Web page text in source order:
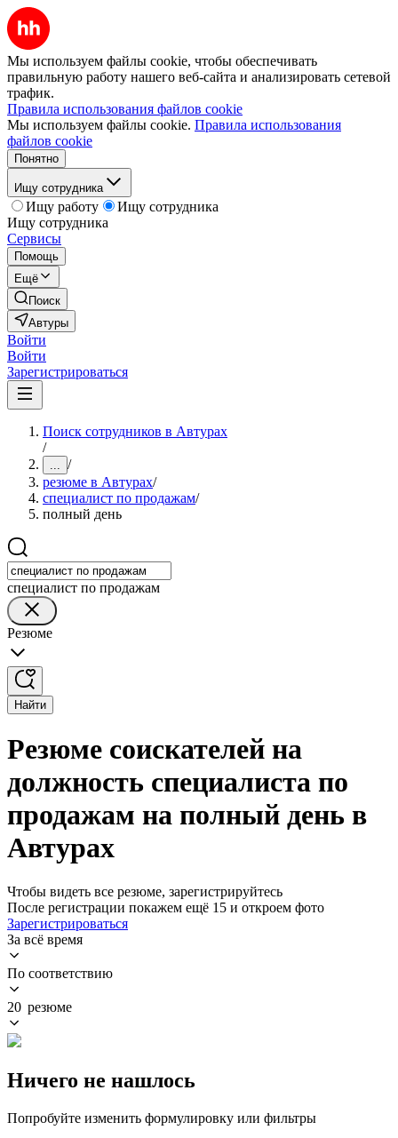
Мы используем файлы cookie, чтобы обеспечивать
правильную работу нашего веб-сайта и анализировать сетевой
трафик.
Правила использования файлов cookie
Мы используем файлы cookie. Правила использования
файлов cookie
Понятно
Ищу сотрудника
Ищу работу
Ищу сотрудника
Ищу сотрудника
Сервисы
Помощь
Ещё
Поиск
Автуры
Войти
Войти
Зарегистрироваться
Поиск сотрудников в Автурах
/
... /
резюме в Автурах/
специалист по продажам/
полный день
специалист по продажам
Резюме
Найти
Резюме соискателей на
должность специалиста по
продажам на полный день в
Автурах
Чтобы видеть все резюме, зарегистрируйтесь
После регистрации покажем ещё 15 и откроем фото
Зарегистрироваться
За всё время
По соответствию
20 резюме
Ничего не нашлось
Попробуйте изменить формулировку или фильтры